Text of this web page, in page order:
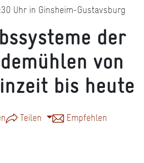
Uhr in Ginsheim-Gustavsburg
der
von
bis heute
Teilen Empfehlen